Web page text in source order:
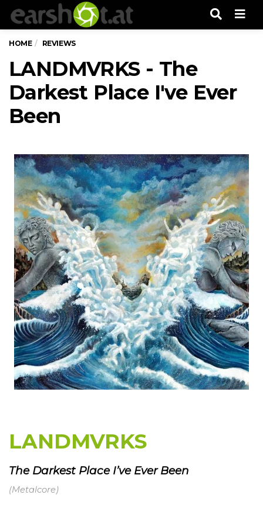
HOME REVIEWS
LANDMVRKS - The
Darkest Place I've Ever
Been
LANDMVRKS
The Darkest Place I’ve Ever Been
(Metalcore)